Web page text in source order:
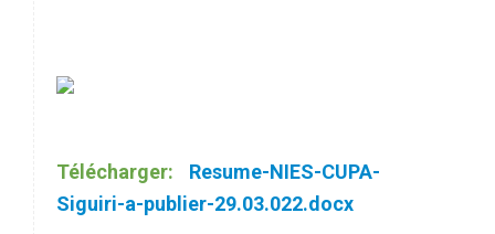
Télécharger:
Resume-NIES-CUPA-
Siguiri-a-publier-29.03.022.docx